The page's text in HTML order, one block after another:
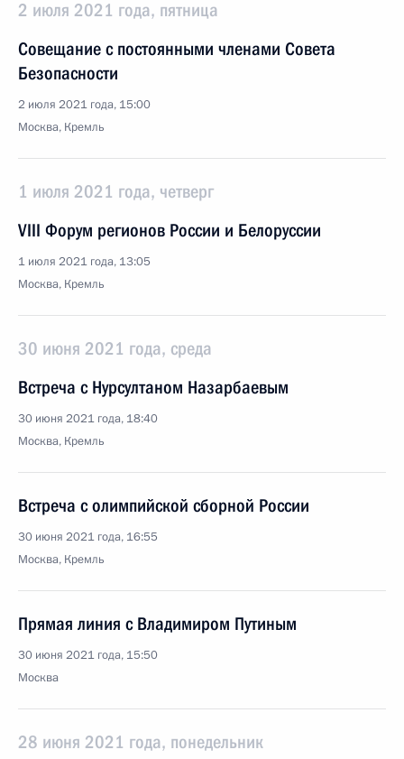
2 июля 2021 года, пятница
Совещание с постоянными членами Совета
Безопасности
2 июля 2021 года, 15:00
Москва, Кремль
1 июля 2021 года, четверг
VIII Форум регионов России и Белоруссии
1 июля 2021 года, 13:05
Москва, Кремль
30 июня 2021 года, среда
Встреча с Нурсултаном Назарбаевым
30 июня 2021 года, 18:40
Москва, Кремль
Встреча с олимпийской сборной России
30 июня 2021 года, 16:55
Москва, Кремль
Прямая линия с Владимиром Путиным
30 июня 2021 года, 15:50
Москва
28 июня 2021 года, понедельник